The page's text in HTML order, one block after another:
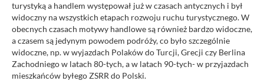
turystyką a handlem występował już w czasach antycznych i był
widoczny na wszystkich etapach rozwoju ruchu turystycznego. W
obecnych czasach motywy handlowe są również bardzo widoczne,
a czasem są jedynym powodem podróży, co było szczególnie
widoczne, np. w wyjazdach Polaków do Turcji, Grecji czy Berlina
Zachodniego w latach 80-tych, a w latach 90-tych- w przyjazdach
mieszkańców byłego ZSRR do Polski.